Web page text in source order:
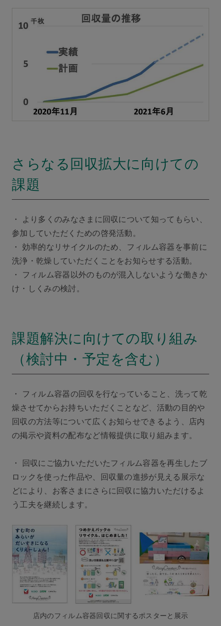
さらなる回収拡大に向けての
課題
・ より多くのみなさまに回収について知ってもらい、
参加していただくための啓発活動。
・ 効率的なリサイクルのため、フィルム容器を事前に
洗浄・乾燥していただくことをお知らせする活動。
・ フィルム容器以外のものが混入しないような働きか
け・しくみの検討。
課題解決に向けての取り組み
（検討中・予定を含む）
・ フィルム容器の回収を行なっていること、洗って乾
燥させてからお持ちいただくことなど、活動の目的や
回収の方法等について広くお知らせできるよう、店内
の掲示や資料の配布など情報提供に取り組みます。
・ 回収にご協力いただいたフィルム容器を再生したブ
ロックを使った作品や、回収量の進捗が見える展示な
どにより、お客さまにさらに回収に協力いただけるよ
う工夫を継続します。
店内のフィルム容器回収に関するポスターと展示